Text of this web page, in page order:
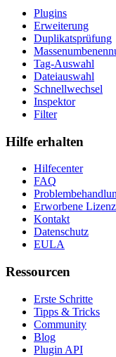
Plugins
Erweiterung
Duplikatsprüfung
Tag-Auswahl
Dateiauswahl
Schnellwechsel
Inspektor
Filter
Hilfe erhalten
Hilfecenter
FAQ
Erworbene
Kontakt
Datenschutz
EULA
Ressourcen
Erste Schritte
Tipps & Tricks
Community
Blog
Plugin API